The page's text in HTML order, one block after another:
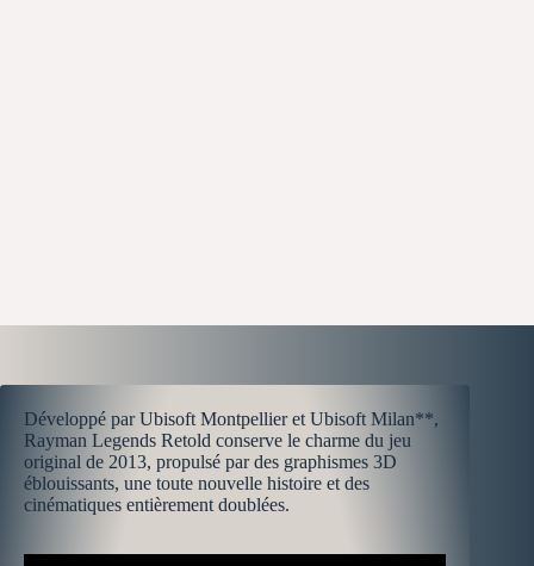
Développé par Ubisoft Montpellier et Ubisoft Milan**,
Rayman Legends Retold conserve le charme du jeu
original de 2013, propulsé par des graphismes 3D
éblouissants, une toute nouvelle histoire et des
cinématiques entièrement doublées.